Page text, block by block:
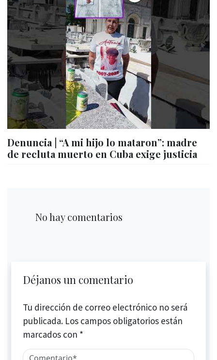
Denuncia | “A mi hijo lo mataron”: madre
de recluta muerto en Cuba exige justicia
No hay comentarios
Déjanos un comentario
Tu dirección de correo electrónico no será
publicada. Los campos obligatorios están
marcados con *